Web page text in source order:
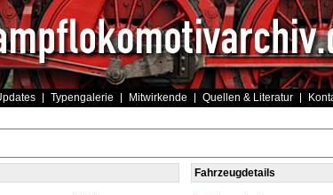
Typengalerie Mitwirkende Quellen & Literatur
Fahrzeugdetails